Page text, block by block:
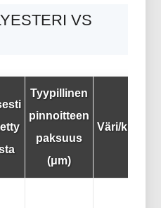
VS
Tyypillinen
pinnoitteen
paksuus
(μm)
Väri/